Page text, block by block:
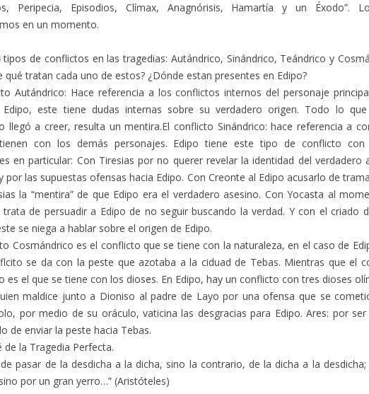
Peripecia, Episodios, Clímax, Anagnórisis, Hamartía y un Éxodo”.
en un momento.
tipos de conflictos en las tragedias: Autándrico, Sinándrico, Teándrico y
qué tratan cada uno de estos? ¿Dónde estan presentes en Edipo?
Autándrico: Hace referencia a los conflictos internos del personaje
este tiene dudas internas sobre su verdadero origen. Todo lo
llegó a creer, resulta un mentira.El conflicto Sinándrico: hace referencia a
con los demás personajes. Edipo tiene este tipo de conflicto con
en particular: Con Tiresias por no querer revelar la identidad del verdadero
por las supuestas ofensas hacia Edipo. Con Creonte al Edipo acusarlo de
la “mentira” de que Edipo era el verdadero asesino. Con Yocasta al
de persuadir a Edipo de no seguir buscando la verdad. Y con el criado
se niega a hablar sobre el origen de Edipo.
Cosmándrico es el conflicto que se tiene con la naturaleza, en el caso de
se da con la peste que azotaba a la ciduad de Tebas. Mientras que el
es el que se tiene con los dioses. En Edipo, hay un conflicto con tres dioses
maldice junto a Dioniso al padre de Layo por una ofensa que se
por medio de su oráculo, vaticina las desgracias para Edipo. Ares: por
de enviar la peste hacia Tebas.
de la Tragedia Perfecta.
pasar de la desdicha a la dicha, sino la contrario, de la dicha a la
por un gran yerro…” (Aristóteles)